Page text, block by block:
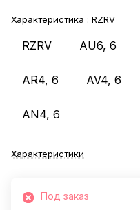
Характеристика : RZRV
RZRV AU6, 6
AR4, 6 AV4, 6
AN4, 6
Характеристики
Под заказ